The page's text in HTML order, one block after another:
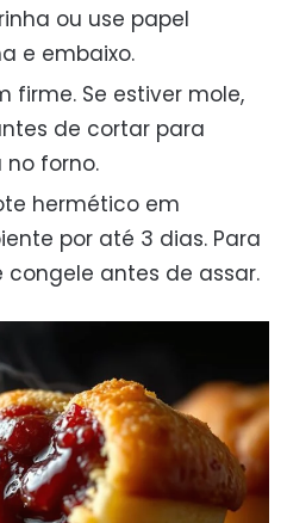
ou use papel
e embaixo.
firme. Se estiver mole,
de cortar para
forno.
hermético em
por até 3 dias. Para
antes de assar.